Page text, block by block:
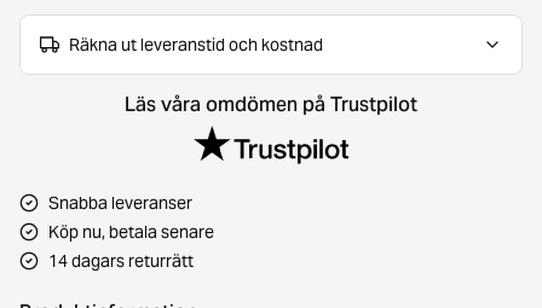
Räkna ut leveranstid och kostnad
Läs våra omdömen på Trustpilot
Snabba leveranser
Köp nu, betala senare
14 dagars returrätt